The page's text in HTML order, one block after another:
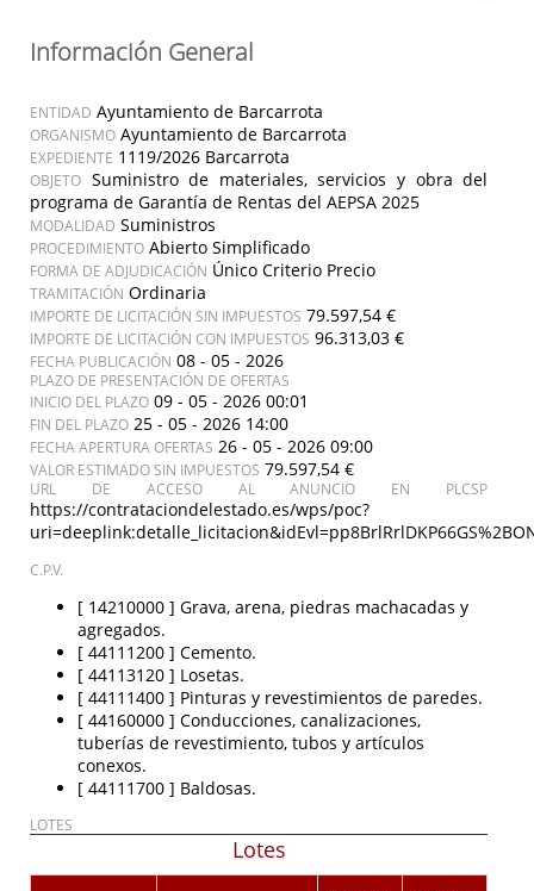
Información General
ENTIDAD Ayuntamiento de Barcarrota
ORGANISMO Ayuntamiento de Barcarrota
EXPEDIENTE 1119/2026 Barcarrota
OBJETO Suministro de materiales, servicios y obra del
programa de Garantía de Rentas del AEPSA 2025
MODALIDAD Suministros
PROCEDIMIENTO Abierto Simplificado
FORMA DE ADJUDICACIÓN Único Criterio Precio
TRAMITACIÓN Ordinaria
IMPORTE DE LICITACIÓN SIN IMPUESTOS 79.597,54 €
IMPORTE DE LICITACIÓN CON IMPUESTOS 96.313,03 €
FECHA PUBLICACIÓN 08 - 05 - 2026
PLAZO DE PRESENTACIÓN DE OFERTAS
INICIO DEL PLAZO 09 - 05 - 2026 00:01
FIN DEL PLAZO 25 - 05 - 2026 14:00
FECHA APERTURA OFERTAS 26 - 05 - 2026 09:00
VALOR ESTIMADO SIN IMPUESTOS 79.597,54 €
URL DE ACCESO AL ANUNCIO EN PLCSP
https://contrataciondelestado.es/wps/poc?
C.P.V.
[ 14210000 ] Grava, arena, piedras machacadas y
agregados.
[ 44111200 ] Cemento.
[ 44113120 ] Losetas.
[ 44111400 ] Pinturas y revestimientos de paredes.
[ 44160000 ] Conducciones, canalizaciones,
tuberías de revestimiento, tubos y artículos
conexos.
[ 44111700 ] Baldosas.
LOTES
Lotes